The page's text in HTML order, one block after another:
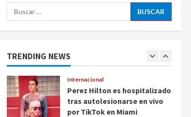
Buscar:
TRENDING NEWS
1
Internacional
Perez Hilton es hospitalizado
tras autolesionarse en vivo
por TikTok en Miami